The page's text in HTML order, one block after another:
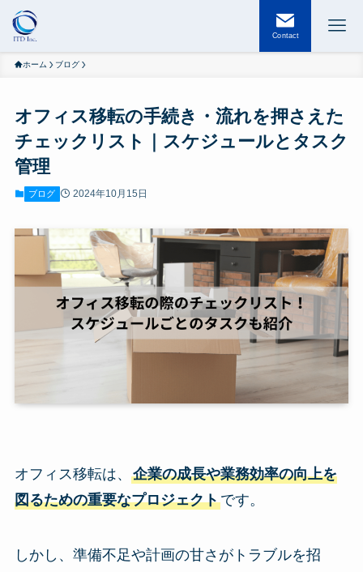
Contact
ホーム ブログ
オフィス移転の手続き・流れを押さえた
チェックリスト｜スケジュールとタスク
管理
ブログ 2024年10月15日
オフィス移転は、 企業の成長や業務効率の向上を
図るための重要なプロジェクトです。
しかし、準備不足や計画の甘さがトラブルを招